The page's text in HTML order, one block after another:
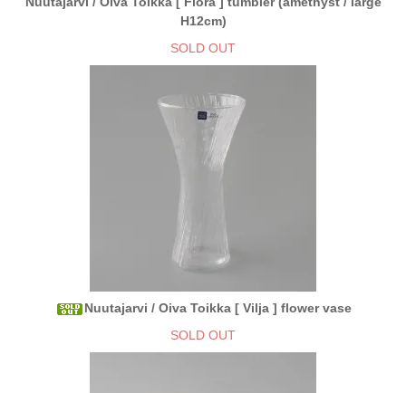
H12cm)
SOLD OUT
Nuutajarvi / Oiva Toikka [ Vilja ] flower vase
SOLD OUT